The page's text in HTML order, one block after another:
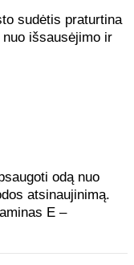
sudėtis praturtina
išsausėjimo ir
odą nuo
atsinaujinimą.
E –